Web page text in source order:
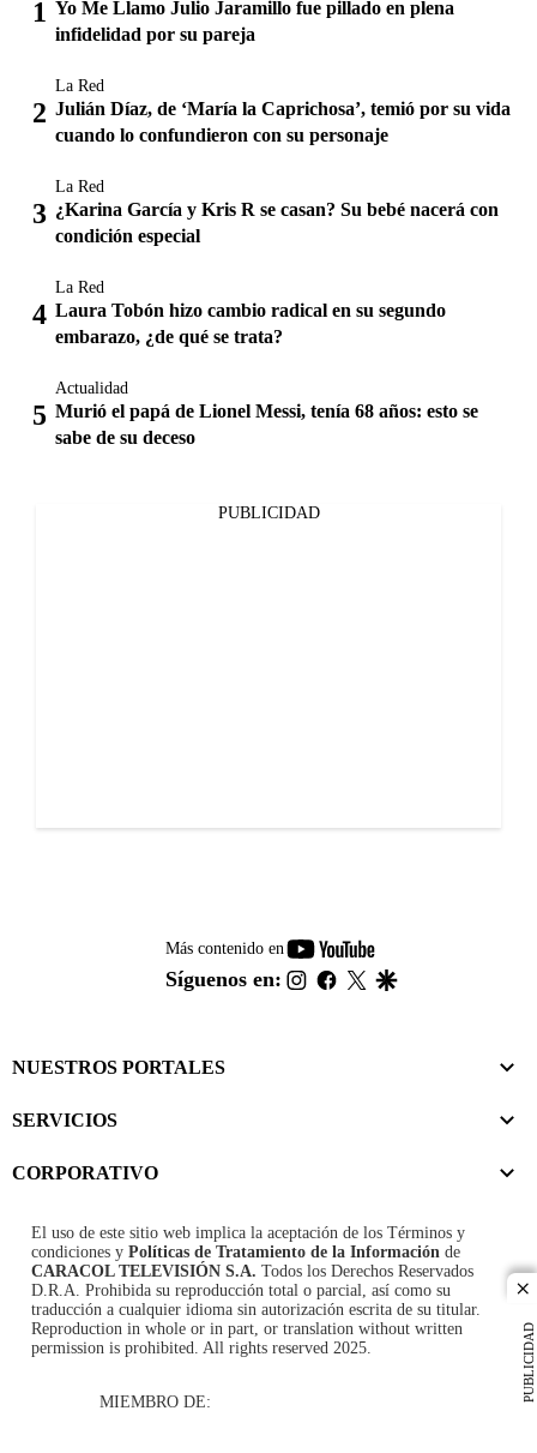
PUBLICIDAD
Yo Me Llamo Julio Jaramillo fue pillado en plena
infidelidad por su pareja
La Red
Julián Díaz, de ‘María la Caprichosa’, temió por su vida
cuando lo confundieron con su personaje
La Red
¿Karina García y Kris R se casan? Su bebé nacerá con
condición especial
La Red
Laura Tobón hizo cambio radical en su segundo
embarazo, ¿de qué se trata?
Actualidad
Murió el papá de Lionel Messi, tenía 68 años: esto se
sabe de su deceso
PUBLICIDAD
Más contenido en
youtube-
footer
Síguenos en: instagram
facebook
twitter
NUESTROS PORTALES
SERVICIOS
CORPORATIVO
El uso de este sitio web implica la aceptación de los Términos y
condiciones y Políticas de Tratamiento de la Información de
CARACOL TELEVISIÓN S.A. Todos los Derechos Reservados
D.R.A. Prohibida su reproducción total o parcial, así como su
traducción a cualquier idioma sin autorización escrita de su titular.
Reproduction in whole or in part, or translation without written
permission is prohibited. All rights reserved 2025.
MIEMBRO DE: